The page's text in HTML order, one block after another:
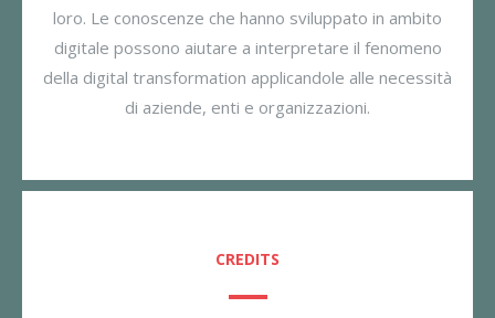
loro. Le conoscenze che hanno sviluppato in ambito
digitale possono aiutare a interpretare il fenomeno
della digital transformation applicandole alle necessità
di aziende, enti e organizzazioni.
CREDITS